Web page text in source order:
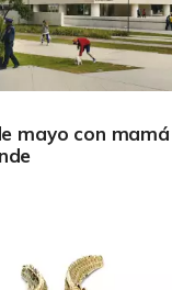
mayo con